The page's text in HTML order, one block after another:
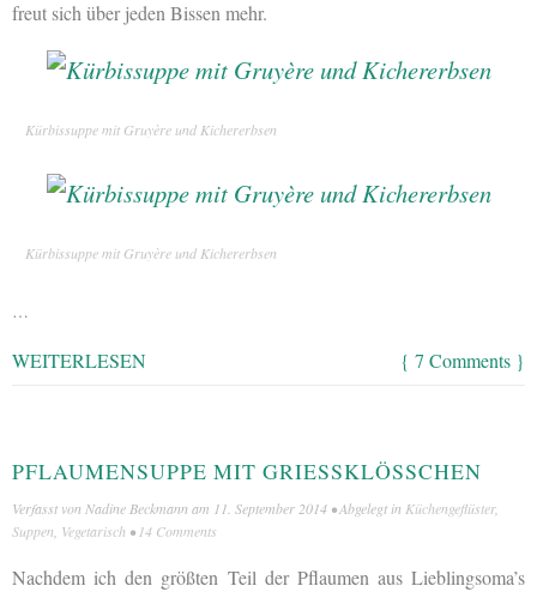
freut sich über jeden Bissen mehr.
Kürbissuppe mit Gruyère und Kichererbsen
Kürbissuppe mit Gruyère und Kichererbsen
…
WEITERLESEN { 7 Comments }
PFLAUMENSUPPE MIT GRIESSKLÖSSCHEN
Verfasst von Nadine Beckmann am 11. September 2014 • Abgelegt in Küchengeflüster,
Suppen, Vegetarisch •14 Comments
Nachdem ich den größten Teil der Pflaumen aus Lieblingsoma’s